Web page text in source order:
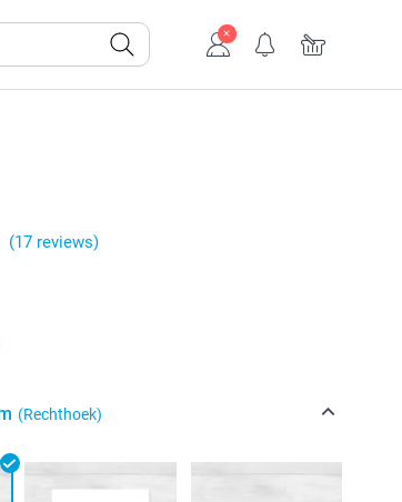
(17 reviews)
(Rechthoek)